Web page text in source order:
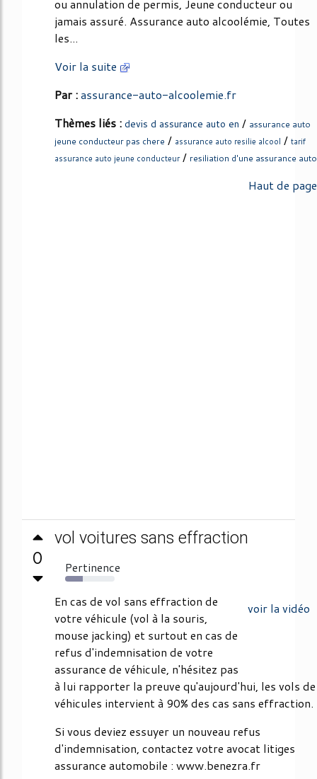
ou annulation de permis, Jeune conducteur ou
jamais assuré. Assurance auto alcoolémie, Toutes
les...
Voir la suite
Par :assurance-auto-alcoolemie.fr
Thèmes liés : devis d assurance auto en / assurance auto
jeune conducteur pas chere / assurance auto resilie alcool / tarif
assurance auto jeune conducteur/ resiliation d'une assurance auto
Haut de page
0
vol voitures sans effraction
Pertinence
36%
voir la vidéo
En cas de vol sans effraction de
votre véhicule (vol à la souris,
mouse jacking) et surtout en cas de
refus d'indemnisation de votre
assurance de véhicule, n'hésitez pas
à lui rapporter la preuve qu'aujourd'hui, les vols de
véhicules intervient à 90% des cas sans effraction.
Si vous deviez essuyer un nouveau refus
d'indemnisation, contactez votre avocat litiges
assurance automobile : www.benezra.fr